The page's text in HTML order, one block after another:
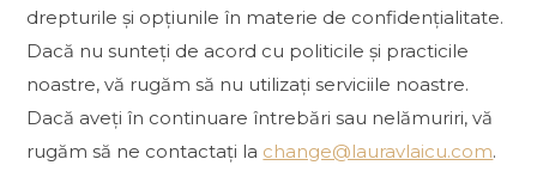
drepturile și opțiunile în materie de confidențialitate.
Dacă nu sunteți de acord cu politicile și practicile
noastre, vă rugăm să nu utilizați serviciile noastre.
Dacă aveți în continuare întrebări sau nelămuriri, vă
rugăm să ne contactați la change@lauravlaicu.com.